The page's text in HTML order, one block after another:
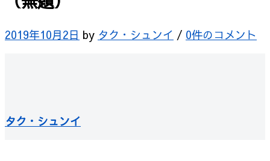
2019年10月2日 by タク・シュンイ / 0件のコメント
タク・シュンイ